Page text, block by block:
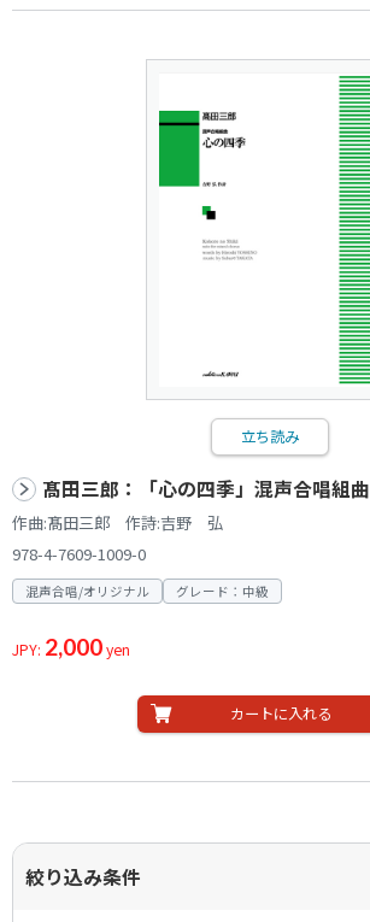
立ち読み
髙田三郎：「心の四季」混声合唱組曲
作曲:髙田三郎 作詩:吉野 弘
978-4-7609-1009-0
混声合唱/オリジナル グレード：中級
JPY: 2,000yen
カートに入れる
絞り込み条件